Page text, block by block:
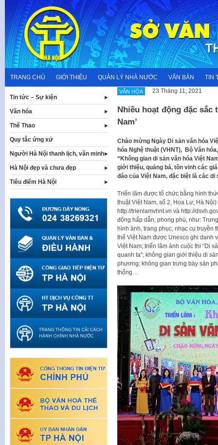
content
TRANG CHỦ GIỚI THIỆU QUẢN LÝ NHÀ NƯỚC VĂN BẢN TIN
VĂN HÓA 23 Tháng 11, 2021
Nhiều hoạt động đặc sắc
Nam’
Chào mừng Ngày Di sản văn hóa
hóa Nghệ thuật (VHNT), Bộ Văn
“Không gian di sản văn hóa Việt
giới thiệu, quảng bá, tôn vinh các
đáo của Việt Nam, đặc biệt là các
Triển lãm được tổ chức bằng hình
thuật Việt Nam, số 2, Hoa Lư, Hà
http://trienlamvhnt.vn và http://
động hấp dẫn, phong phú, như:
hình ảnh, trang phục, nhạc cụ truyền
thể Việt Nam được Unesco ghi danh
Việt Nam; triển lãm ảnh cuộc thi “Di
quanh ta”; không gian giới thiệu di
phương; không gian trưng bày sản
thống…
Tin tức – Sự kiện
Văn hóa
Thể Thao
Quy tắc ứng xử
Người Hà Nội thanh lịch, văn minh
Hà Nội đẹp và chưa đẹp
Tiêu điểm Hà Nội